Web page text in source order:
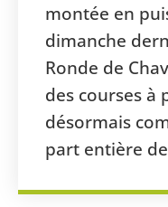
montée en
dimanche
Ronde de
des courses à
désormais
part entière